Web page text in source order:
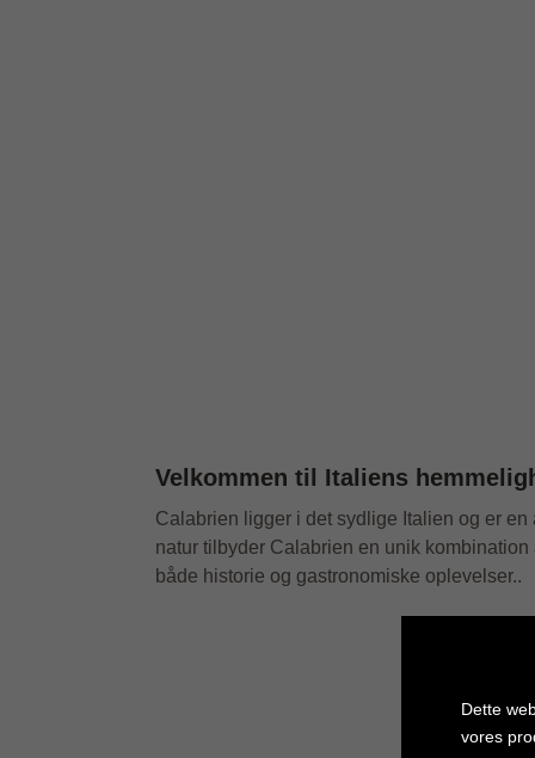
Velkommen til Italiens
Calabrien ligger i det sydlige Italien og er
natur tilbyder Calabrien en unik
både historie og gastronomiske oplevelser..
Dette
vores